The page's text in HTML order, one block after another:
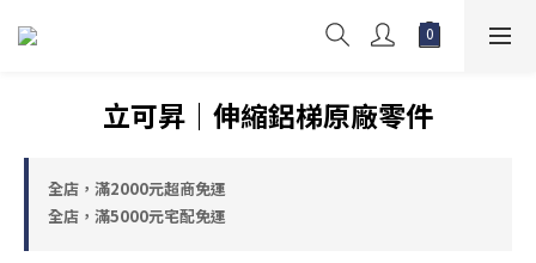
立可昇｜伸縮鋁梯原廠零件
全店，滿2000元超商免運
全店，滿5000元宅配免運